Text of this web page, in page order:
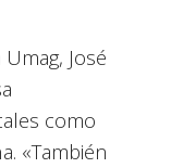
José
como
«También